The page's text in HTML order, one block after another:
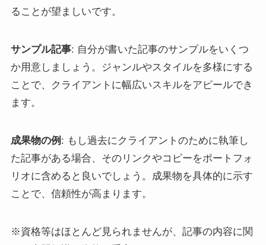
ることが望ましいです。
サンプル記事: 自分が書いた記事のサンプルをいくつ
か用意しましょう。ジャンルやスタイルを多様にする
ことで、クライアントに幅広いスキルをアピールでき
ます。
成果物の例 : もし過去にクライアントのために執筆し
た記事がある場合、そのリンクやコピーをポートフォ
リオに含めると良いでしょう。成果物を具体的に示す
ことで、信頼性が高まります。
※資格等はほとんど見られませんが、記事の内容に関